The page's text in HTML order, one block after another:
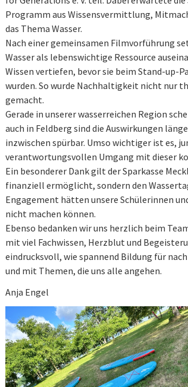
Programm aus Wissensvermittlung,
das Thema Wasser.
Nach einer gemeinsamen Filmvorführung
Wasser als lebenswichtige Ressource
Wissen vertiefen, bevor sie beim Stand-up-
wurden. So wurde Nachhaltigkeit nicht nur
gemacht.
Gerade in unserer wasserreichen Region
auch in Feldberg sind die Auswirkungen
inzwischen spürbar. Umso wichtiger ist es,
verantwortungsvollen Umgang mit dieser
Ein besonderer Dank gilt der Sparkasse
finanziell ermöglicht, sondern den
Engagement hätten unsere Schülerinnen
nicht machen können.
Ebenso bedanken wir uns herzlich beim
mit viel Fachwissen, Herzblut und
eindrucksvoll, wie spannend Bildung für
und mit Themen, die uns alle angehen.
Anja Engel